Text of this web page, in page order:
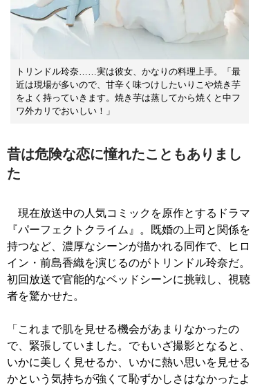
トリンドル玲奈……実は彼女、かなりの料理上手。「最
近は現場が多いので、甘辛く味つけしたいりこや焼き芋
をよく持っていきます。焼き芋は蒸してから焼くと中フ
ワ外カリでおいしい！」
昔は危険な恋に憧れたこともありまし
た
現在放送中の人気コミックを原作とするドラマ
『パーフェクトクライム』。既婚の上司と関係を
持つなど、濃厚なシーンが描かれる同作で、ヒロ
イン・前島香織を演じるのがトリンドル玲奈だ。
初回放送で官能的なベッドシーンに挑戦し、視聴
者を驚かせた。
「これまで肌を見せる機会があまりなかったの
で、緊張していました。でもいざ撮影となると、
いかに美しく見せるか、いかに熱い思いを見せる
かという気持ちが強くて恥ずかしさはなかったよ